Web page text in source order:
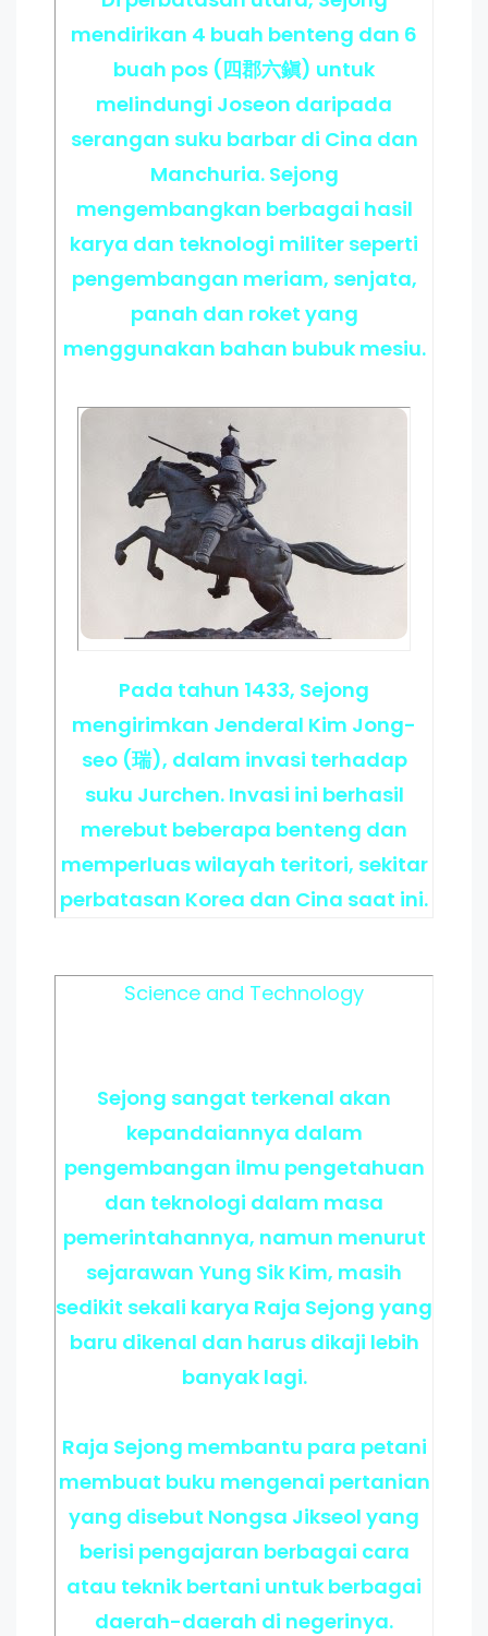
mendirikan 4 buah benteng dan 6
buah pos (四郡六鎭) untuk
melindungi Joseon daripada
serangan suku barbar di Cina dan
Manchuria. Sejong
mengembangkan berbagai hasil
karya dan teknologi militer seperti
pengembangan meriam, senjata,
panah dan roket yang
menggunakan bahan bubuk mesiu.
Pada tahun 1433, Sejong
mengirimkan Jenderal Kim Jong-
seo (瑞), dalam invasi terhadap
suku Jurchen. Invasi ini berhasil
merebut beberapa benteng dan
memperluas wilayah teritori, sekitar
perbatasan Korea dan Cina saat ini.
Science and Technology
Sejong sangat terkenal akan
kepandaiannya dalam
pengembangan ilmu pengetahuan
dan teknologi dalam masa
pemerintahannya, namun menurut
sejarawan Yung Sik Kim, masih
sedikit sekali karya Raja Sejong yang
baru dikenal dan harus dikaji lebih
banyak lagi.
Raja Sejong membantu para petani
membuat buku mengenai pertanian
yang disebut Nongsa Jikseol yang
berisi pengajaran berbagai cara
atau teknik bertani untuk berbagai
daerah-daerah di negerinya.